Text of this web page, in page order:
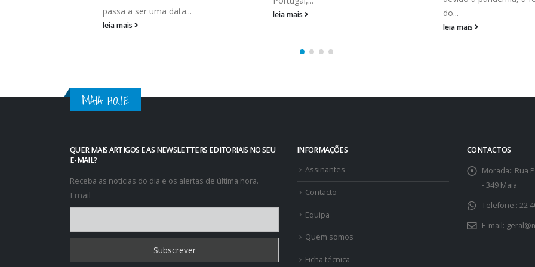
leia mais
do...
leia mais
MAIA HOJE
QUER MAIS ARTIGOS E AS NEWSLETTERS EDITORIAIS NO SEU
E-MAIL?
Receba as notícias do dia e os alertas de última hora.
Email
INFORMAÇÕES
Assinantes
Contacto
Equipa
Quem somos
Ficha técnica
CONTACTOS
Morada:: Rua
- 349 Maia
Telefone:: 22
E-mail: